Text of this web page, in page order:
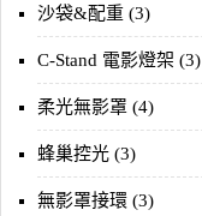
沙袋&配重 (3)
C-Stand 電影燈架 (3)
柔光無影罩 (4)
蜂巢控光 (3)
無影罩接環 (3)